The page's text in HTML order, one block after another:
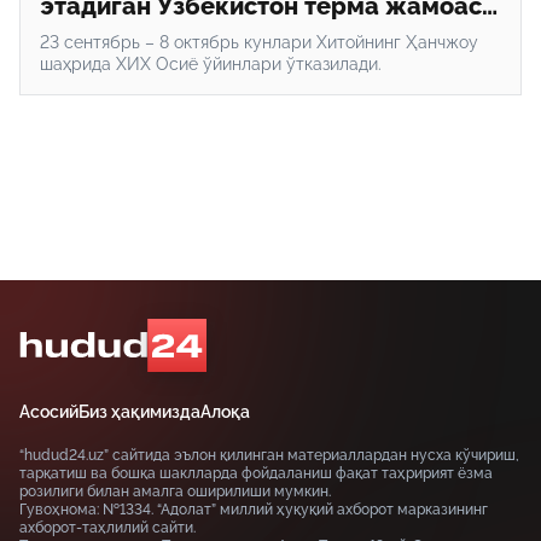
этадиган Ўзбекистон терма жамоаси
таркиби маълум
23 сентябрь – 8 октябрь кунлари Хитойнинг Ҳанчжоу
шаҳрида ХИХ Осиё ўйинлари ўтказилади.
АсосийБиз ҳақимиздаАлоқа
“hudud24.uz” сайтида эълон қилинган материаллардан нусха кўчириш,
тарқатиш ва бошқа шаклларда фойдаланиш фақат таҳририят ёзма
розилиги билан амалга оширилиши мумкин.
Гувоҳнома: №1334. “Адолат” миллий ҳуқуқий ахборот марказининг
ахборот-таҳлилий сайти.